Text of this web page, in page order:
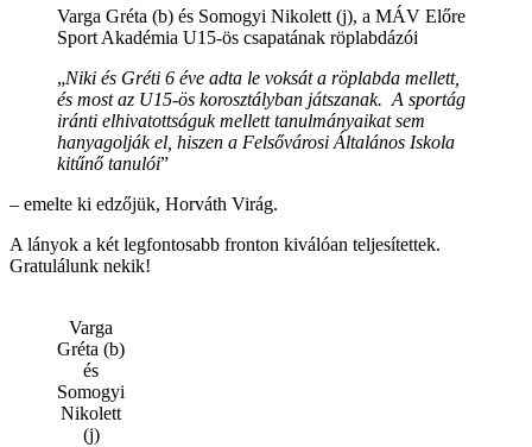
Varga Gréta (b) és Somogyi Nikolett (j), a MÁV Előre
Sport Akadémia U15-ös csapatának röplabdázói
„Niki és Gréti 6 éve adta le voksát a röplabda mellett,
és most az U15-ös korosztályban játszanak. A sportág
iránti elhivatottságuk mellett tanulmányaikat sem
hanyagolják el, hiszen a Felsővárosi Általános Iskola
kitűnő tanulói”
– emelte ki edzőjük, Horváth Virág.
A lányok a két legfontosabb fronton kiválóan teljesítettek.
Gratulálunk nekik!
Varga
Gréta (b)
és
Somogyi
Nikolett
(j)